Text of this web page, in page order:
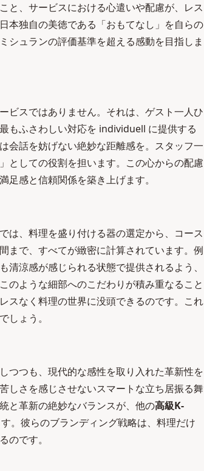
と、サービスにおける心遣いや配慮が、レス
本独自の美徳である「おもてなし」を自らの
シュランの評価基準を超える感動を目指しま
ビスではありません。それは、ゲスト一人ひ
もふさわしい対応を individuell に提供する
会話を妨げない絶妙な距離感を。スタッフ一
としての役割を担います。この心からの配慮
感と信頼関係を築き上げます。
は、料理を盛り付ける器の選定から、コース
まで、すべてが緻密に計算されています。例
涼感が感じられる状態で提供されるよう、
のような細部へのこだわりが積み重なること
スなく料理の世界に没頭できるのです。これ
しょう。
つつも、現代的な感性を取り入れた革新性を
しさを感じさせないスマートな立ち居振る舞
と革新の絶妙なバランスが、他の高級K-
。彼らのブランディング戦略は、料理だけ
のです。